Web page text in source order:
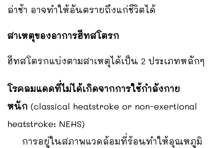
ล่าช้า อาจทำให้อันตรายถึงแก่ชีวิตได้
สาเหตุของอาการฮีทสโตรก
ฮีทสโตรกแบ่งตามสาเหตุได้เป็น 2 ประเภทหลักๆ
โรคลมแดดที่ไม่ได้เกิดจากการใช้กำลังกาย
หนัก (classical heatstroke or non-exertional
heatstroke: NEHS)
การอยู่ในสภาพแวดล้อมที่ร้อนทำให้อุณหภูมิ